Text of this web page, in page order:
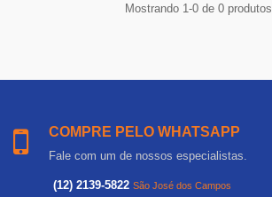
Mostrando 1-0 de 0 produtos
COMPRE PELO WHATSAPP
Fale com um de nossos especialistas.
(12) 2139-5822 São José dos Campos